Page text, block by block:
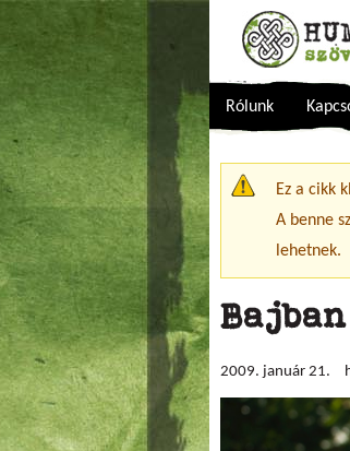
Rólunk
Ez a cikk
A benne
lehetnek.
2009. január 21.